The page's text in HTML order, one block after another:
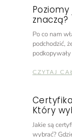
znaczą?
Po co nam
podchodzić,
CZYTAJ
Który
Jakie są
wybrać?